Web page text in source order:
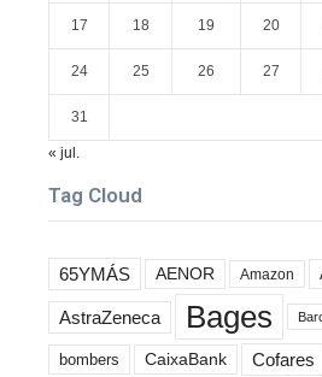
17 18 19 20
24 25 26 27
31
« jul.
Tag Cloud
65YMÁS AENOR Amazon
AstraZeneca Bages
bombers CaixaBank Cofares